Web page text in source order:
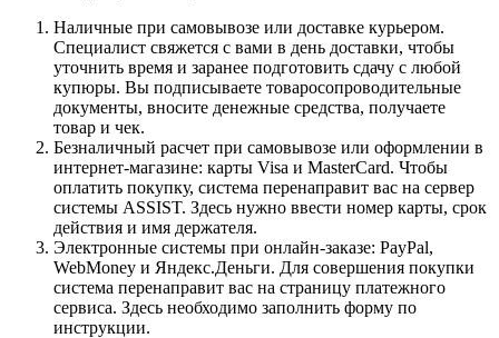
Наличные при самовывозе или доставке курьером.
Специалист свяжется с вами в день доставки, чтобы
уточнить время и заранее подготовить сдачу с любой
купюры. Вы подписываете товаросопроводительные
документы, вносите денежные средства, получаете
товар и чек.
Безналичный расчет при самовывозе или оформлении в
интернет-магазине: карты Visa и MasterCard. Чтобы
оплатить покупку, система перенаправит вас на сервер
системы ASSIST. Здесь нужно ввести номер карты, срок
действия и имя держателя.
Электронные системы при онлайн-заказе: PayPal,
WebMoney и Яндекс.Деньги. Для совершения покупки
система перенаправит вас на страницу платежного
сервиса. Здесь необходимо заполнить форму по
инструкции.